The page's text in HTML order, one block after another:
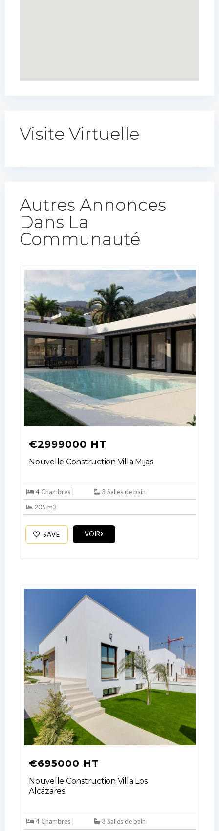
Visite Virtuelle
Autres Annonces
Dans La
Communauté​
€2999000 HT
Nouvelle Construction Villa Mijas
4 Chambres |
3 Salles de bain
205 m2
SAVE VOIR
€695000 HT
Nouvelle Construction Villa Los
Alcázares
4 Chambres |
3 Salles de bain